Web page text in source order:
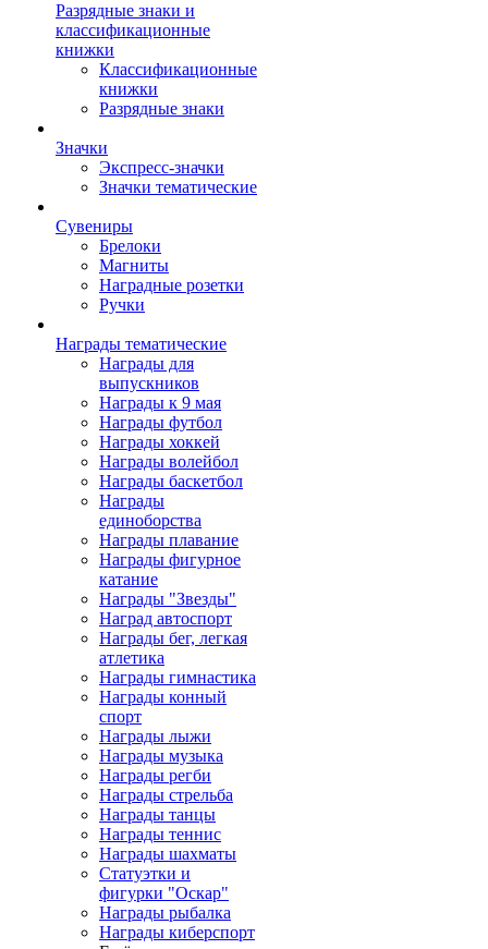
Разрядные знаки и
классификационные
книжки
Классификационные
книжки
Разрядные знаки
Значки
Экспресс-значки
Значки тематические
Сувениры
Брелоки
Магниты
Наградные розетки
Ручки
Награды тематические
Награды для
выпускников
Награды к 9 мая
Награды футбол
Награды хоккей
Награды волейбол
Награды баскетбол
Награды
единоборства
Награды плавание
Награды фигурное
катание
Награды "Звезды"
Наград автоспорт
Награды бег, легкая
атлетика
Награды гимнастика
Награды конный
спорт
Награды лыжи
Награды музыка
Награды регби
Награды стрельба
Награды танцы
Награды теннис
Награды шахматы
Статуэтки и
фигурки "Оскар"
Награды рыбалка
Награды киберспорт